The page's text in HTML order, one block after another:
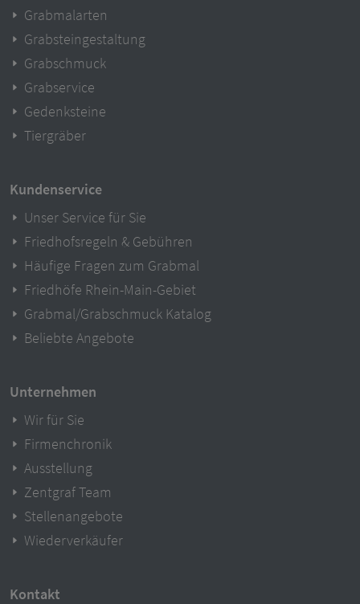
Grabmalarten
Grabsteingestaltung
Grabschmuck
Grabservice
Gedenksteine
Tiergräber
Kundenservice
Unser Service für Sie
Friedhofsregeln & Gebühren
Häufige Fragen zum Grabmal
Friedhöfe Rhein-Main-Gebiet
Grabmal/Grabschmuck Katalog
Beliebte Angebote
Unternehmen
Wir für Sie
Firmenchronik
Ausstellung
Zentgraf Team
Stellenangebote
Wiederverkäufer
Kontakt